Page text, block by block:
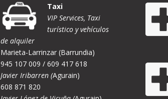
Taxi
VIP Services, Taxi
turístico y vehículos
de alquiler
Marieta-Larrinzar (Barrundia)
945 107 009 / 609 417 618
Javier Iribarren (Agurain)
608 871 820